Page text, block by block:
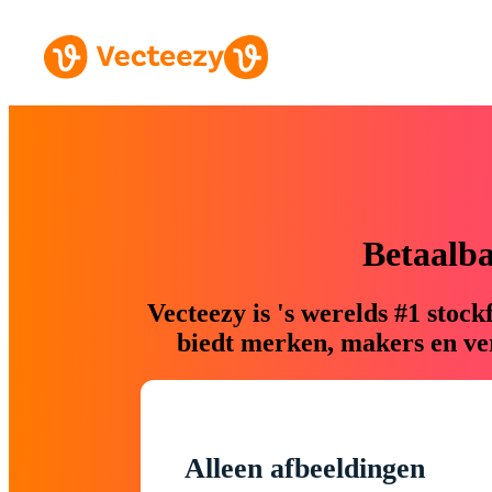
Vecteezy is 's werelds #1
biedt merken, makers en
Alleen afbeeldingen